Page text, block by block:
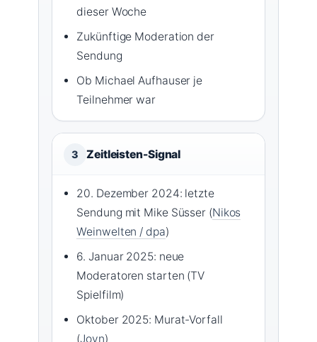
dieser Woche
Zukünftige Moderation der
Sendung
Ob Michael Aufhauser je
Teilnehmer war
3 Zeitleisten-Signal
20. Dezember 2024: letzte
Sendung mit Mike Süsser (Nikos
Weinwelten / dpa)
6. Januar 2025: neue
Moderatoren starten (TV
Spielfilm)
Oktober 2025: Murat-Vorfall
(Joyn)